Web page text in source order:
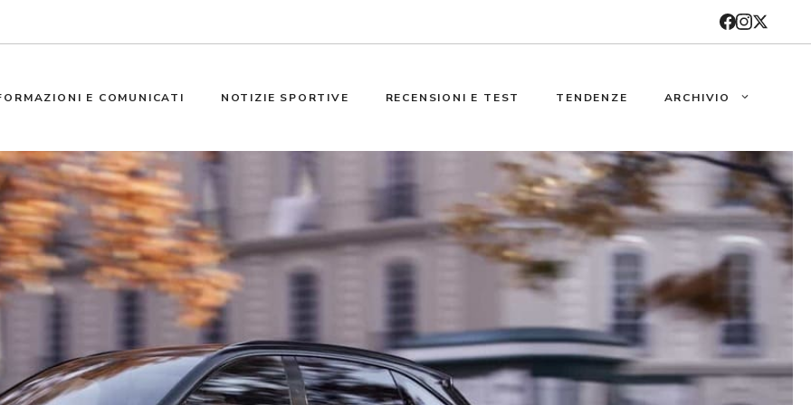
E COMUNICATI NOTIZIE SPORTIVE RECENSIONI E TEST TENDENZE ARCHIVIO